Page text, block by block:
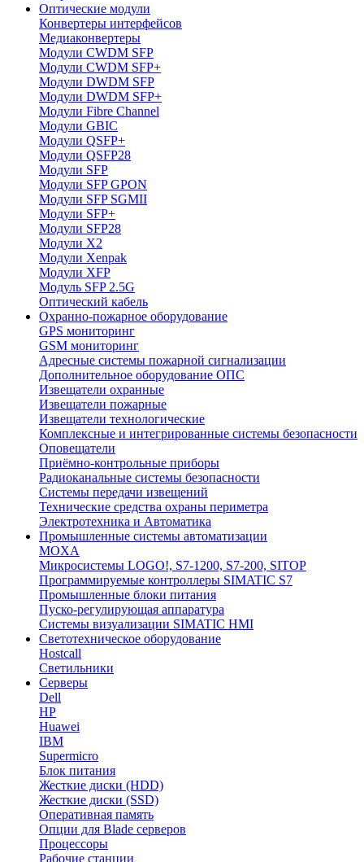
Оптические модули
Конвертеры интерфейсов
Медиаконвертеры
Модули CWDM SFP
Модули CWDM SFP+
Модули DWDM SFP
Модули DWDM SFP+
Модули Fibre Channel
Модули GBIC
Модули QSFP+
Модули QSFP28
Модули SFP
Модули SFP GPON
Модули SFP SGMII
Модули SFP+
Модули SFP28
Модули X2
Модули Xenpak
Модули XFP
Модуль SFP 2.5G
Оптический кабель
Охранно-пожарное оборудование
GPS мониторинг
GSM мониторинг
Адресные системы пожарной сигнализации
Дополнительное оборудование ОПС
Извещатели охранные
Извещатели пожарные
Извещатели технологические
Комплексные и интегрированные системы безопасноcти
Оповещатели
Приёмно-контрольные приборы
Радиоканальные системы безопасности
Системы передачи извещений
Технические средства охраны периметра
Электротехника и Автоматика
Промышленные системы автоматизации
MOXA
Микросистемы LOGO!, S7-1200, S7-200, SITOP
Программируемые контроллеры SIMATIC S7
Промышленные блоки питания
Пуско-регулирующая аппаратура
Системы визуализации SIMATIC HMI
Светотехническое оборудование
Hostcall
Светильники
Серверы
Dell
HP
Huawei
IBM
Supermicro
Блок питания
Жесткие диски (HDD)
Жесткие диски (SSD)
Оперативная память
Опции для Blade серверов
Процессоры
Рабочие станции